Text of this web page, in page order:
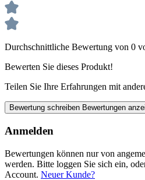
Durchschnittliche Bewertung von 0
Bewerten Sie dieses Produkt!
Teilen Sie Ihre Erfahrungen mit
Bewertung schreiben Bewertungen
Anmelden
Bewertungen können nur von
werden. Bitte loggen Sie sich ein,
Account. Neuer Kunde?